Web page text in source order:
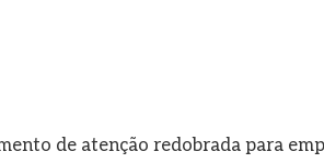
de atenção redobrada para